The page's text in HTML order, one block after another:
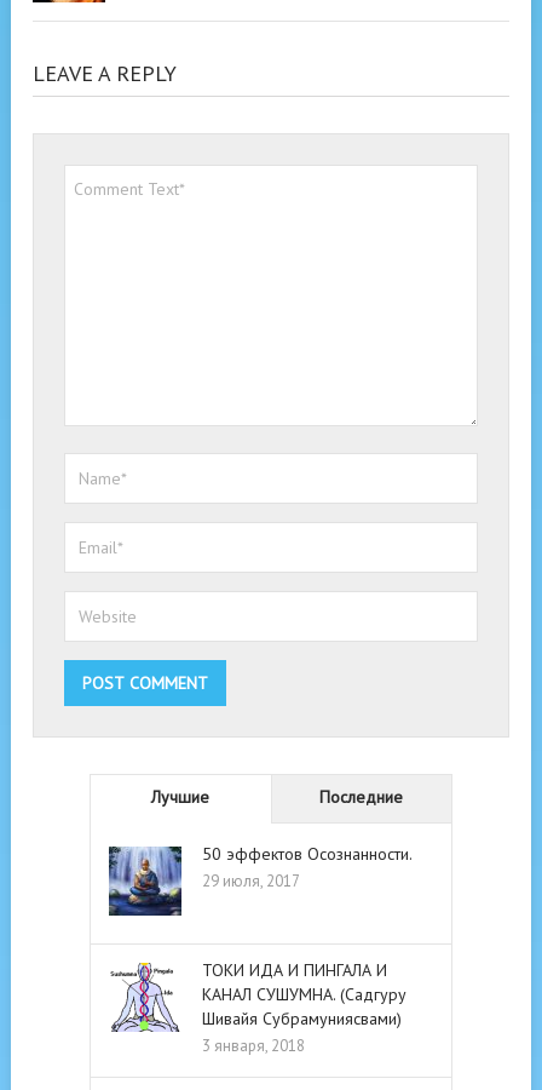
LEAVE A REPLY
Лучшие Последние
50 эффектов Осознанности.
29 июля, 2017
ТОКИ ИДА И ПИНГАЛА И
КАНАЛ СУШУМНА. (Садгуру
Шивайя Субрамуниясвами)
3 января, 2018